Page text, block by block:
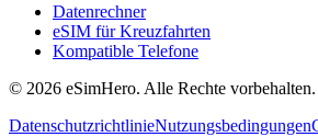
Datenrechner
eSIM für Kreuzfahrten
Kompatible Telefone
© 2026 eSimHero. Alle Rechte vorbehalten.
DatenschutzrichtlinieNutzungsbedingungen